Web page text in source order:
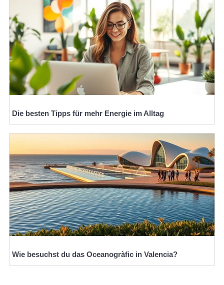
Die besten Tipps für mehr Energie im Alltag
Wie besuchst du das Oceanogràfic in Valencia?